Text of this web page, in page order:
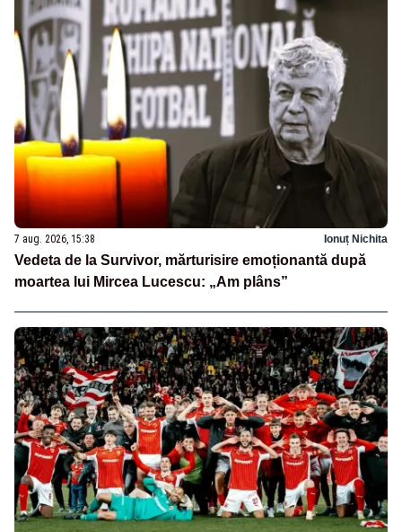
7 aug. 2026, 15:38 Ionuț Nichita
Vedeta de la Survivor, mărturisire emoționantă după
moartea lui Mircea Lucescu: „Am plâns”